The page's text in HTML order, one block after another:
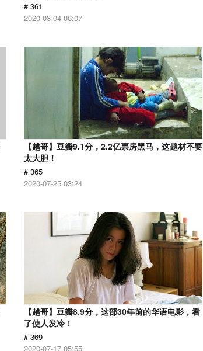
# 361
2020-08-04 06:07
【越哥】豆瓣9.1分，2.2亿票房黑马，这题材不要
太大胆！
# 365
2020-07-25 03:24
【越哥】豆瓣8.9分，这部30年前的华语电影，看
了使人发冷！
# 369
2020-07-17 05:55